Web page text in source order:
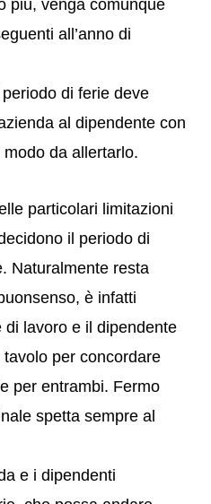
più, venga comunque
all’anno di
di ferie deve
al dipendente con
da allertarlo.
particolari limitazioni
il periodo di
Naturalmente resta
è infatti
lavoro e il dipendente
per concordare
per entrambi. Fermo
spetta sempre al
e i dipendenti